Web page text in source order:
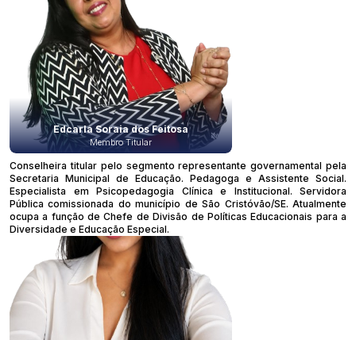
Edcarla Soraia dos Feitosa
Membro Titular
Conselheira titular pelo segmento representante governamental pela
Secretaria Municipal de Educação. Pedagoga e Assistente Social.
Especialista em Psicopedagogia Clínica e Institucional. Servidora
Pública comissionada do município de São Cristóvão/SE. Atualmente
ocupa a função de Chefe de Divisão de Políticas Educacionais para a
Diversidade e Educação Especial.